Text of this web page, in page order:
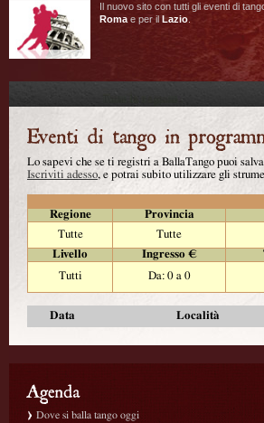
Il nuovo sito con tutti gli eventi di
Roma e per il Lazio
Lo sapevi che se ti registri a BallaTango puoi
Iscriviti adesso, e potrai subito utilizzare gli
Regione
Provincia
Tutte
Tutte
Livello
Ingresso €
Tutti
Da: 0 a 0
Data Località
Dove si balla tango oggi